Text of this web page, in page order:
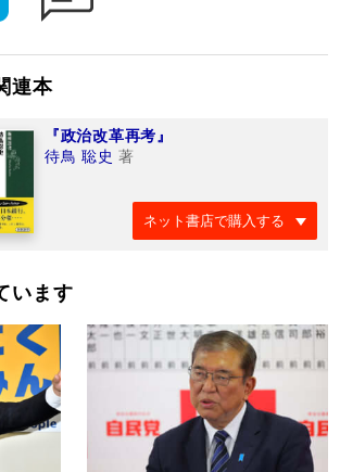
連本
『政治改革再考』
待鳥 聡史 著
ネット書店で購入する
います